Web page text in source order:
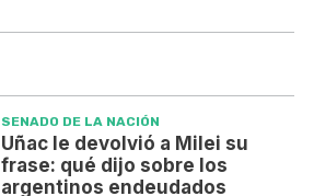
SENADO DE LA NACIÓN
Uñac le devolvió a Milei su
frase: qué dijo sobre los
argentinos endeudados